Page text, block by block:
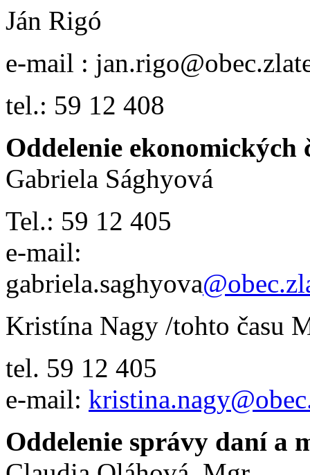
Ján Rigó
e-mail :
tel.: 59 12 408
Oddelenie ekonomických
Gabriela Sághyová
Tel.: 59 12 405
e-mail:
gabriela.saghyova
Kristína Nagy /tohto času
tel. 59 12 405
e-mail:
Oddelenie správy daní a